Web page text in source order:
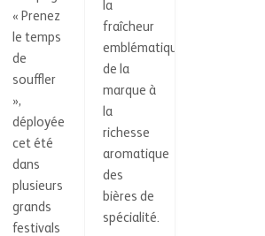
« Prenez
le temps
de
souffler
»,
déployée
cet été
dans
plusieurs
grands
festivals
la
fraîcheur
emblématique
de la
marque à
la
richesse
aromatique
des
bières de
spécialité.